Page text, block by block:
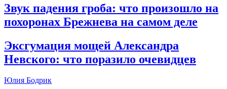
Звук падения гроба: что произошло на
похоронах Брежнева на самом деле
Эксгумация мощей Александра
Невского: что поразило очевидцев
Юлия Бодрик